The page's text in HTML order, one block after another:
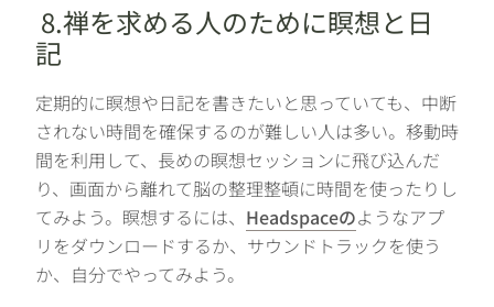
8.禅を求める人のために瞑想と日
記
定期的に瞑想や日記を書きたいと思っていても、中断
されない時間を確保するのが難しい人は多い。移動時
間を利用して、長めの瞑想セッションに飛び込んだ
り、画面から離れて脳の整理整頓に時間を使ったりし
てみよう。瞑想するには、 Headspaceのようなアプ
リをダウンロードするか、サウンドトラックを使う
か、自分でやってみよう。